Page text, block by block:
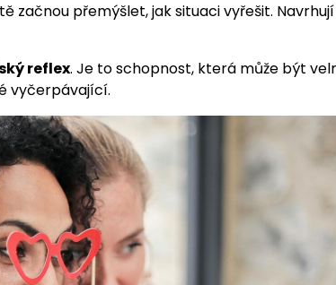
začnou přemýšlet, jak situaci vyřešit. Navrhují
reflex. Je to schopnost, která může být
vyčerpávající.